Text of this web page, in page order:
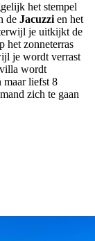
het stempel
de Jacuzzi en het
je uitkijkt de
het zonneterras
je wordt verrast
villa wordt
maar liefst 8
zich te gaan